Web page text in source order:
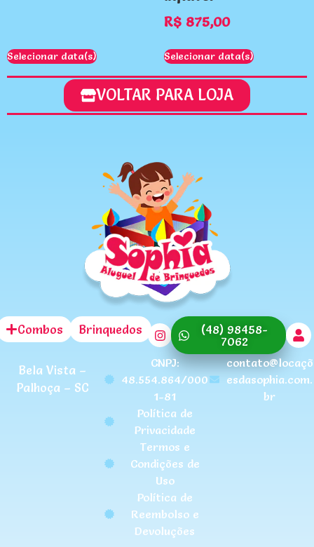
Selecionar data(s)
R$ 875,00
Selecionar data(s)
VOLTAR PARA LOJA
Combos Brinquedos
(48) 98458-
7062
Bela Vista –
Palhoça – SC
CNPJ:
48.554.864/000
1-81
Política de
Privacidade
Termos e
Condições de
Uso
Política de
Reembolso e
Devoluções
contato@locaçõ
esdasophia.com.
br